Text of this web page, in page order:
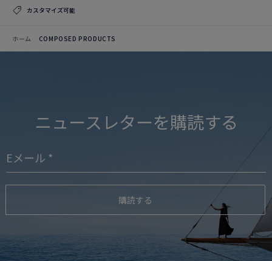
カスタマイズ可能
ホーム COMPOSED PRODUCTS
ニュースレターを購読する
購読する